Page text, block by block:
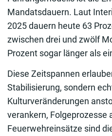
Mandatsdauern. Laut
2025 dauern heute 63
zwischen drei und zwölf
Prozent sogar länger als
Diese Zeitspannen
Stabilisierung, sondern
Kulturveränderungen
verankern, Folgeprozesse
Feuerwehreinsätze sind